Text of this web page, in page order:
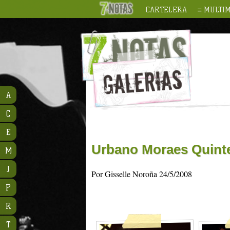
CARTELERA
Urbano Moraes
Por Gisselle Noroña 24/5/2008
A
C
E
M
J
P
R
T